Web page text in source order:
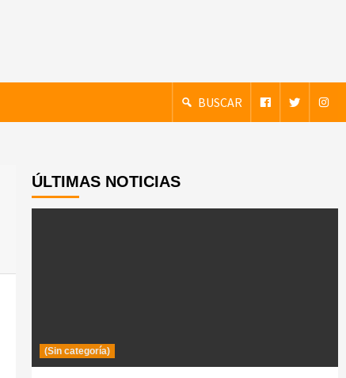
BUSCAR
ÚLTIMAS NOTICIAS
(Sin categoría)